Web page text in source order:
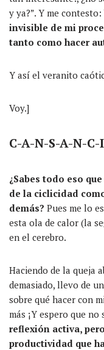
y ya?”. Y me contesto:
invisible de mi
tanto como hacer
Y así el veranito
Voy.]
C-A-N-S-A-N-C-
¿Sabes todo eso
de la ciclicidad
demás? Pues me lo
esta ola de calor (la
en el cerebro.
Haciendo de la queja
demasiado, llevo de
sobre qué hacer con
más ¡Y espero que
reflexión activa,
productividad que